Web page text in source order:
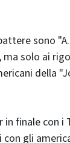
sono
solo ai
della
in finale con i
gli